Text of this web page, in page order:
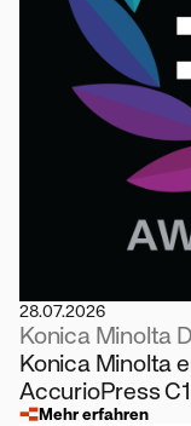
28.07.2026
Konica Minolta
Konica Minolta
AccurioPress
Mehr erfahren